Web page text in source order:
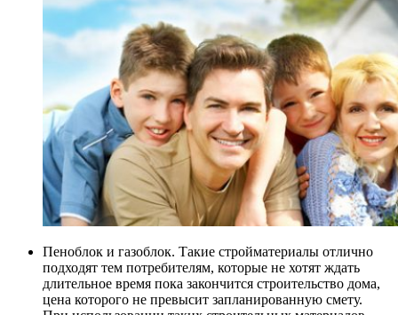
Пеноблок и газоблок. Такие стройматериалы отлично
подходят тем потребителям, которые не хотят ждать
длительное время пока закончится строительство дома,
цена которого не превысит запланированную смету.